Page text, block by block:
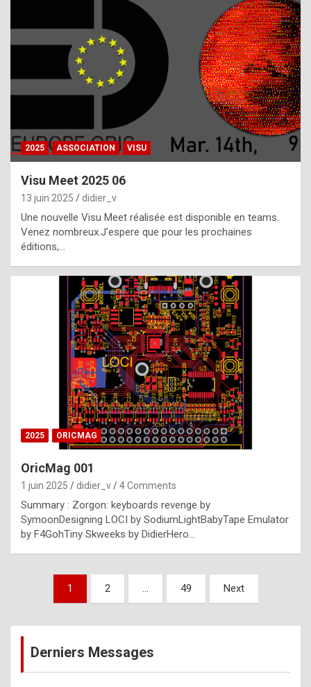
h
a
t
t
e
b
e
s
t
p
h
o
n
y
l
e
x
a
%
2025 ASSOCIATION VISU
Visu Meet 2025 06
13 juin 2025 didier_v
Une nouvelle Visu Meet réalisée est disponible en teams.
Venez nombreux.J’espere que pour les prochaines
éditions,…
2025 ORICMAG
OricMag 001
1 juin 2025 didier_v 4 Comments
Summary : Zorgon: keyboards revenge by
SymoonDesigning LOCI by SodiumLightBabyTape Emulator
by F4GohTiny Skweeks by DidierHero…
Pagination
publications
1 2 … 49 Next
Derniers Messages